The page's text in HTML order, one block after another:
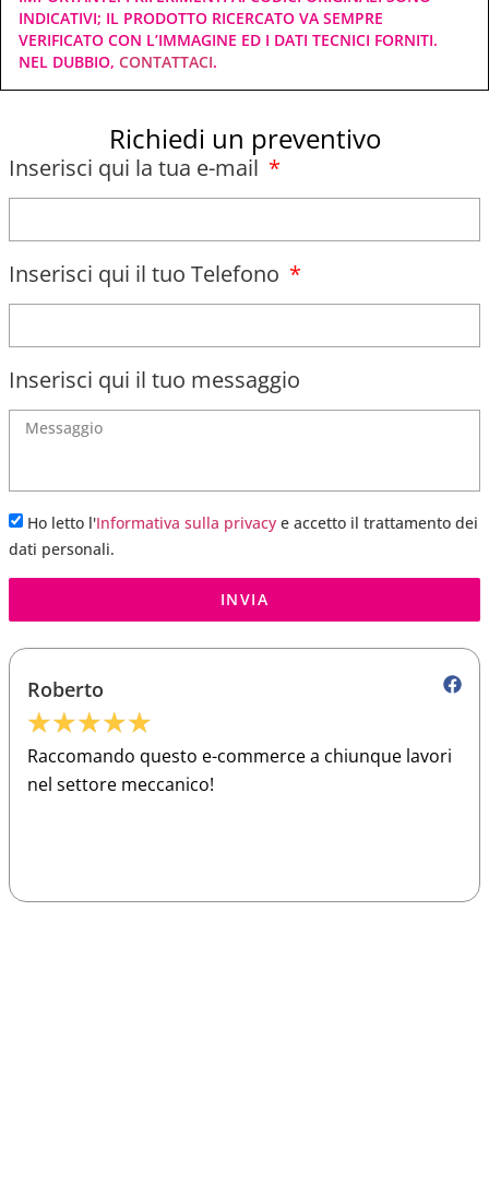
INDICATIVI; IL PRODOTTO RICERCATO VA SEMPRE
VERIFICATO CON L’IMMAGINE ED I DATI TECNICI FORNITI.
NEL DUBBIO, CONTATTACI.
Richiedi un preventivo
Inserisci qui la tua e-mail
Inserisci qui il tuo Telefono
Inserisci qui il tuo messaggio
Ho letto l'Informativa sulla privacy e accetto il trattamento dei
dati personali.
INVIA
Roberto
★★★★★
Raccomando questo e-commerce a chiunque lavori
nel settore meccanico!